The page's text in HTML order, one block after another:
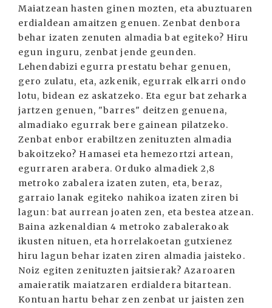
Maiatzean hasten ginen mozten, eta abuztuaren
erdialdean amaitzen genuen. Zenbat denbora
behar izaten zenuten almadia bat egiteko? Hiru
egun inguru, zenbat jende geunden.
Lehendabizi egurra prestatu behar genuen,
gero zulatu, eta, azkenik, egurrak elkarri ondo
lotu, bidean ez askatzeko. Eta egur bat zeharka
jartzen genuen, "barres" deitzen genuena,
almadiako egurrak bere gainean pilatzeko.
Zenbat enbor erabiltzen zenituzten almadia
bakoitzeko? Hamasei eta hemezortzi artean,
egurraren arabera. Orduko almadiek 2,8
metroko zabalera izaten zuten, eta, beraz,
garraio lanak egiteko nahikoa izaten ziren bi
lagun: bat aurrean joaten zen, eta bestea atzean.
Baina azkenaldian 4 metroko zabalerakoak
ikusten nituen, eta horrelakoetan gutxienez
hiru lagun behar izaten ziren almadia jaisteko.
Noiz egiten zenituzten jaitsierak? Azaroaren
amaieratik maiatzaren erdialdera bitartean.
Kontuan hartu behar zen zenbat ur jaisten zen